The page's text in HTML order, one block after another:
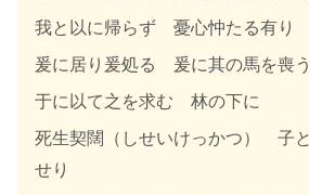
我と以に帰らず 憂心忡たる有り
爰に居り爰処る 爰に其の馬を喪う
于に以て之を求む 林の下に
死生契闊（しせいけっかつ） 子
せり